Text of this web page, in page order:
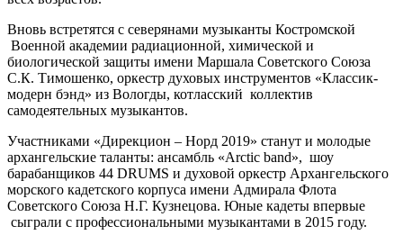
Вновь встретятся с северянами музыканты Костромской
Военной академии радиационной, химической и
биологической защиты имени Маршала Советского Союза
С.К. Тимошенко, оркестр духовых инструментов «Классик-
модерн бэнд» из Вологды, котласский коллектив
самодеятельных музыкантов.
Участниками «Дирекцион – Норд 2019» станут и молодые
архангельские таланты: ансамбль «Arctic band», шоу
барабанщиков 44 DRUMS и духовой оркестр Архангельского
морского кадетского корпуса имени Адмирала Флота
Советского Союза Н.Г. Кузнецова. Юные кадеты впервые
сыграли с профессиональными музыкантами в 2015 году.